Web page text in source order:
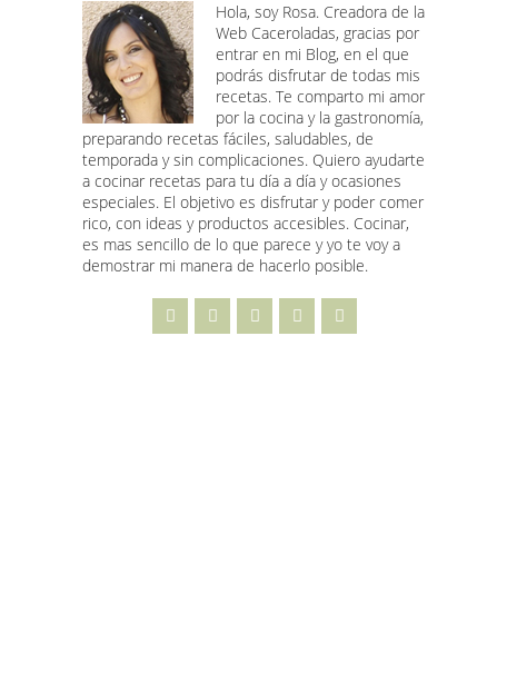
Hola, soy Rosa. Creadora de la
Web Caceroladas, gracias por
entrar en mi Blog, en el que
podrás disfrutar de todas mis
recetas. Te comparto mi amor
por la cocina y la gastronomía,
preparando recetas fáciles, saludables, de
temporada y sin complicaciones. Quiero ayudarte
a cocinar recetas para tu día a día y ocasiones
especiales. El objetivo es disfrutar y poder comer
rico, con ideas y productos accesibles. Cocinar,
es mas sencillo de lo que parece y yo te voy a
demostrar mi manera de hacerlo posible.